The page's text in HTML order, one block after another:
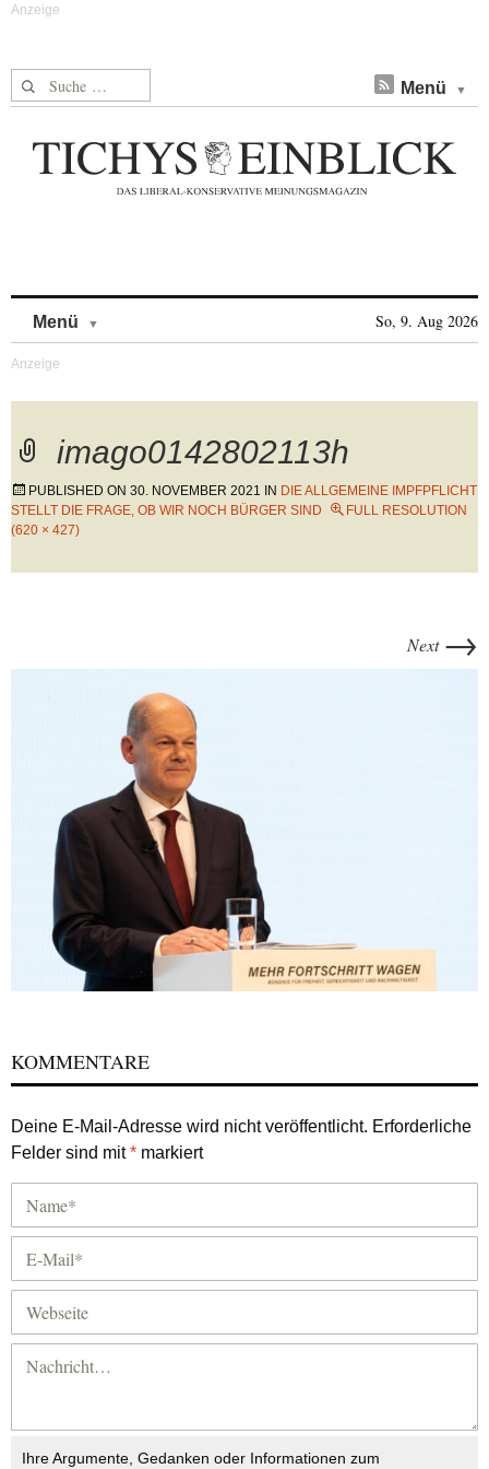
Suche nach: Menü
Menü So, 9. Aug 2026
imago0142802113h
PUBLISHED ON 30. NOVEMBER 2021 IN DIE ALLGEMEINE IMPFPFLICHT
STELLT DIE FRAGE, OB WIR NOCH BÜRGER SIND
FULL RESOLUTION
(620 × 427)
Next →
KOMMENTARE
Deine E-Mail-Adresse wird nicht veröffentlicht. Erforderliche
Felder sind mit* markiert
Ihre Argumente, Gedanken oder Informationen zum